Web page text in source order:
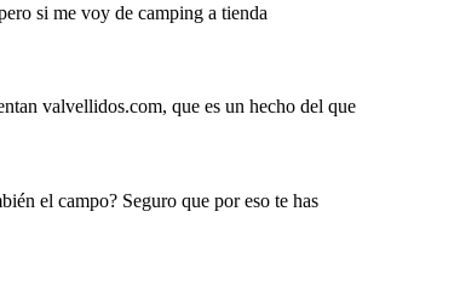
si me voy de camping a tienda
valvellidos.com, que es un hecho del que
el campo? Seguro que por eso te has